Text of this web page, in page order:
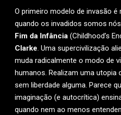
O primeiro modelo de invasão
quando os invadidos somos
Fim da Infância (Childhood’s
Clarke. Uma supercivilização
muda radicalmente o modo de
humanos. Realizam uma utopia
sem liberdade alguma. Parece
imaginação (e autocrítica)
quando nem ao menos